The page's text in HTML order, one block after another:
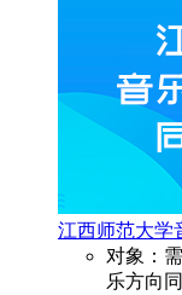
江西师范大学
对象：
乐方向